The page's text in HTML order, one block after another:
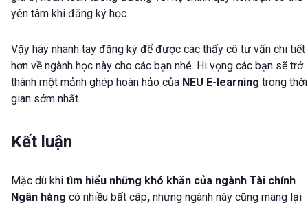
yên tâm khi đăng ký học.
Vậy hãy nhanh tay đăng ký để được các thấy cô tư vấn chi tiết
hơn về ngành học này cho các bạn nhé. Hi vọng các bạn sẽ trở
thành một mảnh ghép hoàn hảo của NEU E-learning trong thời
gian sớm nhất.
Kết luận
Mặc dù khi tìm hiểu những khó khăn của ngành Tài chính
Ngân hàng có nhiều bất cập, nhưng ngành này cũng mang lại